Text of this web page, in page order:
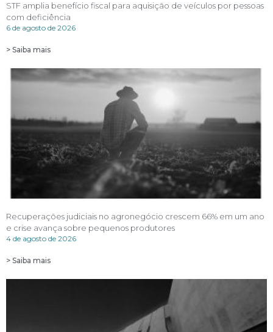
STF amplia benefício fiscal para aquisição de veículos por pessoas
com deficiência
6 de agosto de 2026
> Saiba mais
Recuperações judiciais no agronegócio crescem 66% em um ano
e crise avança sobre pequenos produtores
4 de agosto de 2026
> Saiba mais